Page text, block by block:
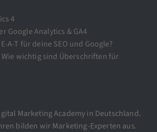
4
Google Analytics & GA4
A-T für deine SEO und Google?
Wie wichtig sind Überschriften für
Marketing Academy in Deutschland.
bilden wir Marketing-Experten aus.